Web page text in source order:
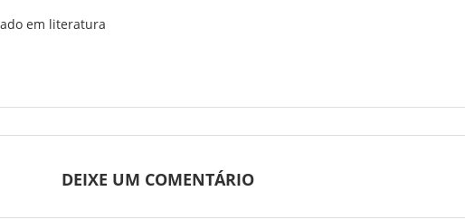
em literatura
DEIXE UM COMENTÁRIO